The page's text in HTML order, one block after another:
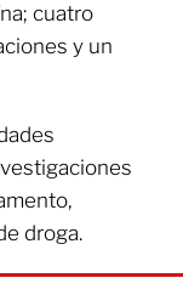
cuatro
y un
droga.